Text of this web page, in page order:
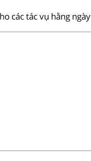
các tác vụ hằng ngày